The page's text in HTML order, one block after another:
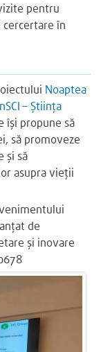
pentru
în
Noaptea
– Știința
își propune să
să promoveze
și să
asupra vieții
de
și inovare